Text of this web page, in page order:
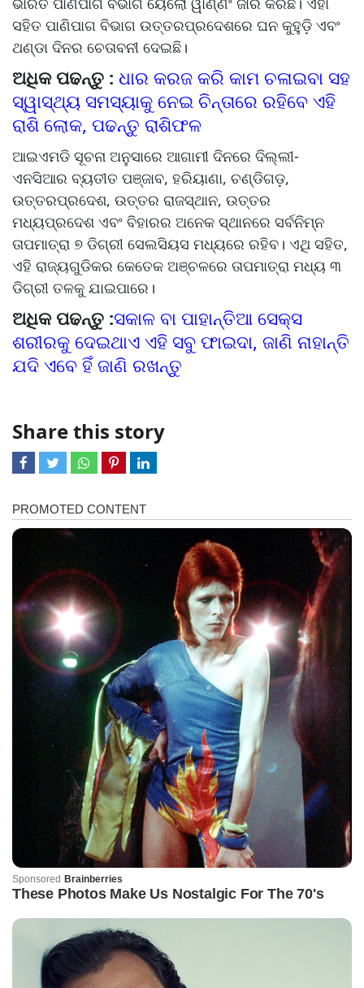
ସହିତ ପାଣିପାଗ ବିଭାଗ ଉତ୍ତରପ୍ରଦେଶରେ ଘନ କୁହୁଡ଼ି ଏବଂ
ଥଣ୍ଡା ଦିନର ଚେତାବନୀ ଦେଇଛି।
ଅଧିକ ପଢନ୍ତୁ : ଧାର କରଜ କରି କାମ ଚଳାଇବା ସହ
ସ୍ୱାସ୍ଥ୍ୟ ସମସ୍ୟାକୁ ନେଇ ଚିନ୍ତାରେ ରହିବେ ଏହି
ରାଶି ଲୋକ, ପଢନ୍ତୁ ରାଶିଫଳ
ଆଇଏମଡି ସୂଚନା ଅନୁସାରେ ଆଗାମୀ ଦିନରେ ଦିଲ୍ଲୀ-
ଏନସିଆର ବ୍ୟତୀତ ପଞ୍ଜାବ, ହରିୟାଣା, ଚଣ୍ଡିଗଡ଼,
ଉତ୍ତରପ୍ରଦେଶ, ଉତ୍ତର ରାଜସ୍ଥାନ, ଉତ୍ତର
ମଧ୍ୟପ୍ରଦେଶ ଏବଂ ବିହାରର ଅନେକ ସ୍ଥାନରେ ସର୍ବନିମ୍ନ
ତାପମାତ୍ରା ୭ ଡିଗ୍ରୀ ସେଲସିୟସ ମଧ୍ୟରେ ରହିବ। ଏଥି ସହିତ,
ଏହି ରାଜ୍ୟଗୁଡିକର କେତେକ ଅଞ୍ଚଳରେ ତାପମାତ୍ରା ମଧ୍ୟ ୩
ଡିଗ୍ରୀ ତଳକୁ ଯାଇପାରେ।
ଅଧିକ ପଢନ୍ତୁ :ସକାଳ ବା ପାହାନ୍ତିଆ ସେକ୍ସ
ଶରୀରକୁ ଦେଇଥାଏ ଏହି ସବୁ ଫାଇଦା, ଜାଣି ନାହାନ୍ତି
ଯଦି ଏବେ ହିଁ ଜାଣି ରଖନ୍ତୁ
Share this story